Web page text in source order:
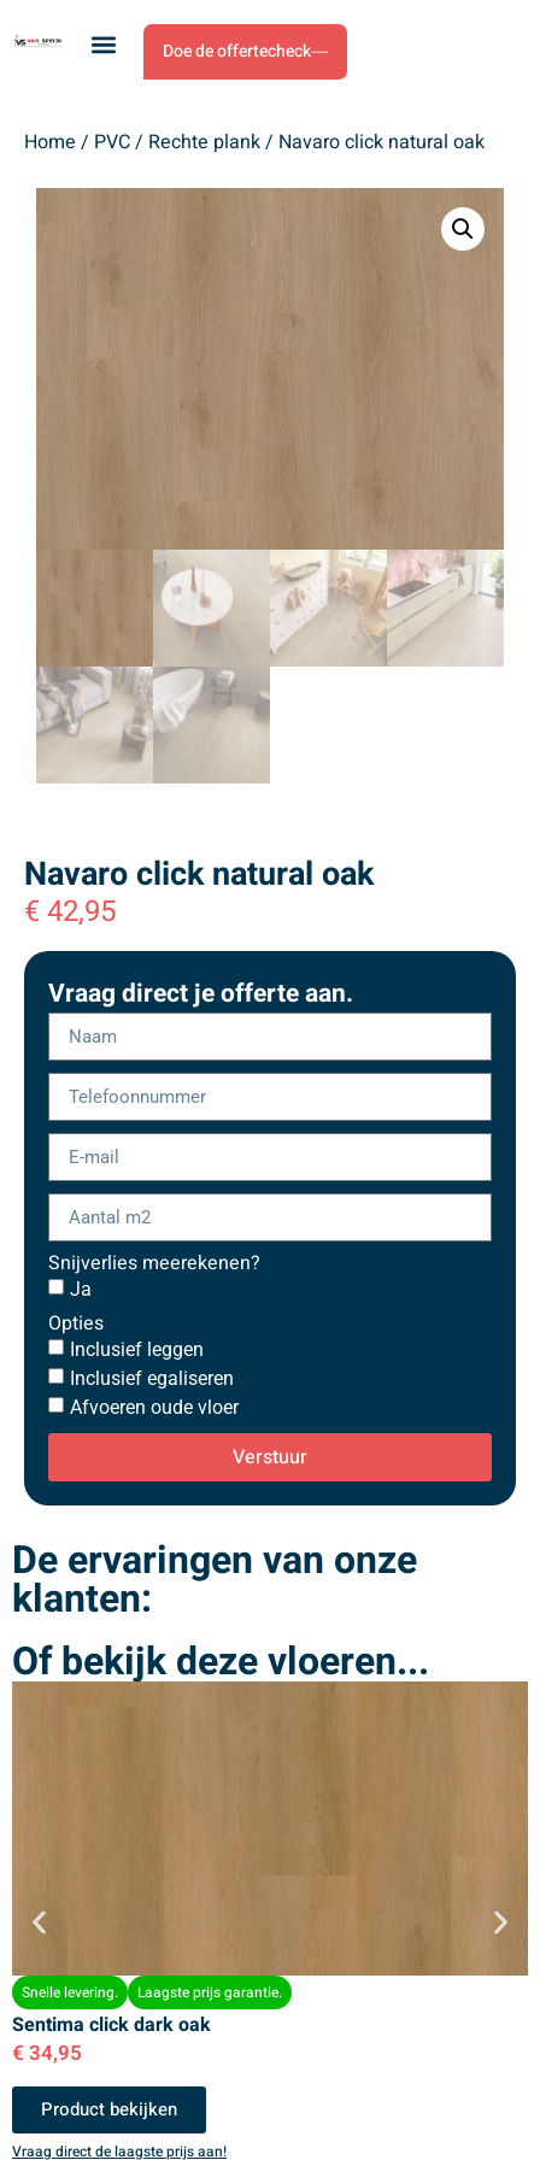
Doe de offertecheck
Home / PVC/ Rechte plank/ Navaro click natural oak
Navaro click natural oak
€42,95
Vraag direct je offerte aan.
Snijverlies meerekenen?
Ja
Opties
Inclusief leggen
Inclusief egaliseren
Afvoeren oude vloer
Verstuur
De ervaringen van onze
klanten:
Of bekijk deze vloeren...
Snelle levering. Laagste prijs garantie.
Sentima click dark oak
€ 34,95
Product bekijken
Vraag direct de laagste prijs aan!